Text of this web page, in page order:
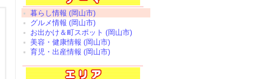
暮らし情報 (岡山市)
グルメ情報 (岡山市)
お出かけ＆町スポット (岡山市)
美容・健康情報 (岡山市)
育児・出産情報 (岡山市)